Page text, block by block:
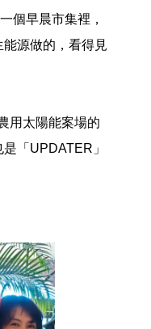
個早晨市集裡，
源做的，看得見
用太陽能案場的
「UPDATER」